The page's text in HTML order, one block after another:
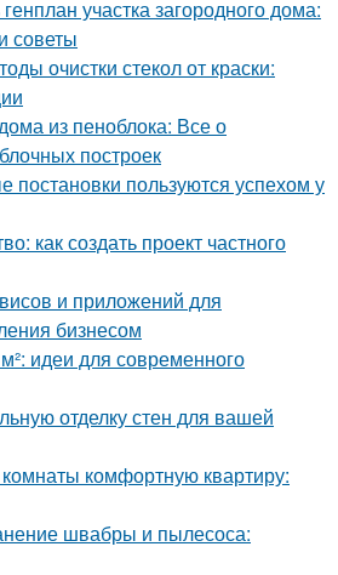
участка загородного дома:
советы
очистки стекол от краски:
из пеноблока: Все о
построек
постановки пользуются успехом у
как создать проект частного
и приложений для
бизнесом
идеи для современного
отделку стен для вашей
комфортную квартиру:
швабры и пылесоса: